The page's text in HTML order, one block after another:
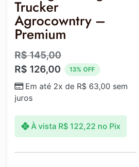
Trucker
Agrocowntry –
Premium
R$145,00
R$ 126,00 13% OFF
Em até 2x de R$ 63,00 sem
juros
À vista R$122,22 no Pix